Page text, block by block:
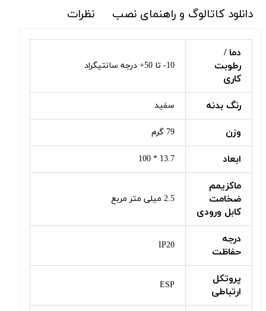
دانلود کاتالوگ و راهنمای نصب
نظرات
دما /
رطوبت
کاری
10- تا 50+ درجه سانتیگراد
رنگ بدنه سفید
وزن 79 گرم
ابعاد 13.7 * 100
ماکزیمم
ضخامت
کابل ورودی
2.5 میلی متر مربع
درجه
حفاظت
IP20
پروتکل
ارتباطی
ESP